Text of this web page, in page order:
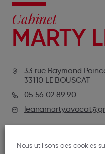
Cabinet
MARTY
33 rue Raymond
33110 LE BOUSCAT
05 56 02 89 90
Nous utilisons des cookies